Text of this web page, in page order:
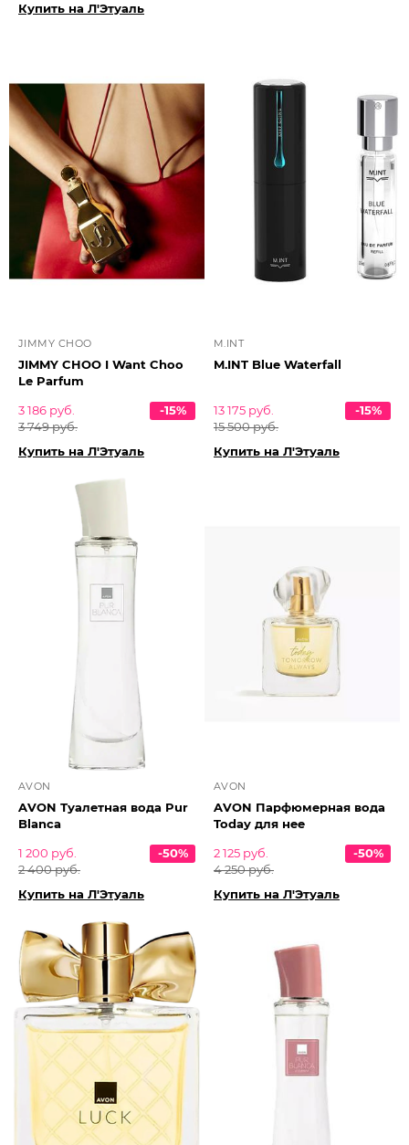
Купить на Л'Этуаль
JIMMY CHOO
JIMMY CHOO I Want Choo
Le Parfum
3 186 руб.
3 749 руб.
-15%
Купить на Л'Этуаль
M.INT
M.INT Blue Waterfall
13 175 руб.
15 500 руб.
-15%
Купить на Л'Этуаль
AVON
AVON Туалетная вода Pur
Blanca
1 200 руб.
2 400 руб.
-50%
Купить на Л'Этуаль
AVON
AVON Парфюмерная вода
Today для нее
2 125 руб.
4 250 руб.
-50%
Купить на Л'Этуаль